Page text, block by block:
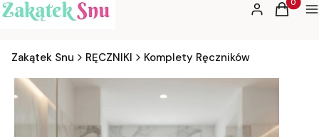
Zaloguj sięKoszyk
Zakątek Snu RĘCZNIKI Komplety Ręczników